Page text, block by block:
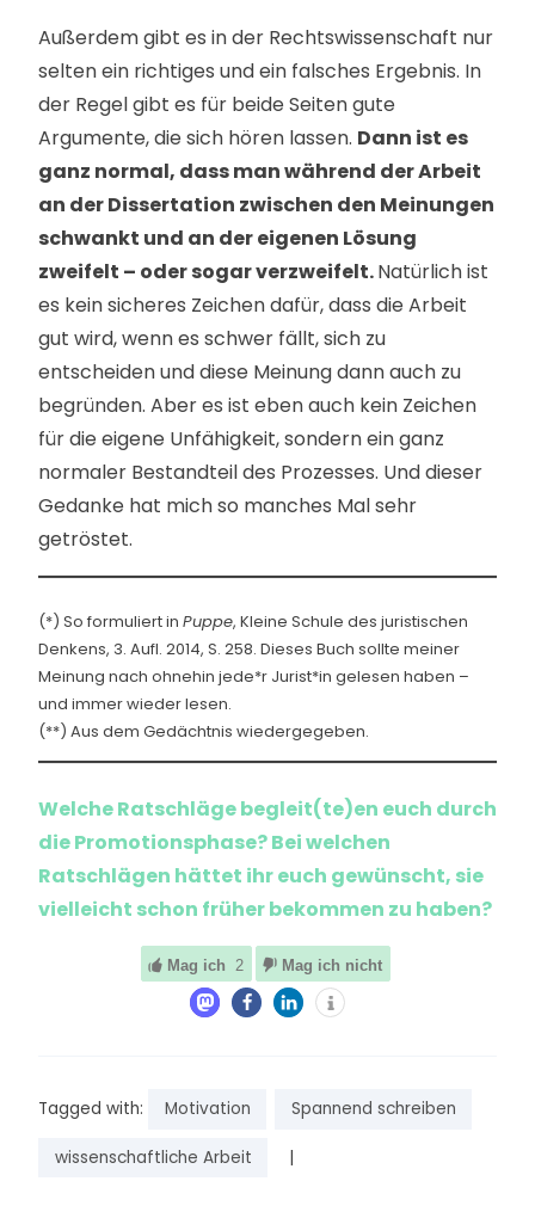
Außerdem gibt es in der Rechtswissenschaft nur
selten ein richtiges und ein falsches Ergebnis. In
der Regel gibt es für beide Seiten gute
Argumente, die sich hören lassen. Dann ist es
ganz normal, dass man während der Arbeit
an der Dissertation zwischen den Meinungen
schwankt und an der eigenen Lösung
zweifelt – oder sogar verzweifelt.Natürlich ist
es kein sicheres Zeichen dafür, dass die Arbeit
gut wird, wenn es schwer fällt, sich zu
entscheiden und diese Meinung dann auch zu
begründen. Aber es ist eben auch kein Zeichen
für die eigene Unfähigkeit, sondern ein ganz
normaler Bestandteil des Prozesses. Und dieser
Gedanke hat mich so manches Mal sehr
getröstet.
(*) So formuliert in Puppe, Kleine Schule des juristischen
Denkens, 3. Aufl. 2014, S. 258. Dieses Buch sollte meiner
Meinung nach ohnehin jede*r Jurist*in gelesen haben –
und immer wieder lesen.
(**) Aus dem Gedächtnis wiedergegeben.
Welche Ratschläge begleit(te)en euch durch
die Promotionsphase? Bei welchen
Ratschlägen hättet ihr euch gewünscht, sie
vielleicht schon früher bekommen zu haben?
Mag ich 2 Mag ich nicht
Tagged with: Motivation Spannend schreiben
wissenschaftliche Arbeit |